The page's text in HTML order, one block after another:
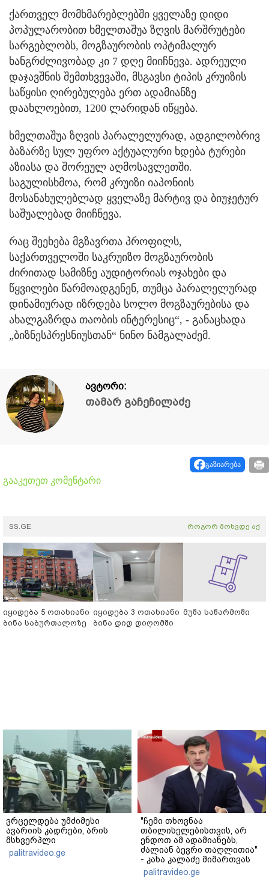
ქართველ მომხმარებლებში ყველაზე დიდი
პოპულარობით ხმელთაშუა ზღვის მარშრუტები
სარგებლობს, მოგზაურობის ოპტიმალურ
ხანგრძლივობად კი 7 დღე მიიჩნევა. ადრეული
დაჯავშნის შემთხვევაში, მსგავსი ტიპის კრუიზის
საწყისი ღირებულება ერთ ადამიანზე
დაახლოებით, 1200 ლარიდან იწყება.
ხმელთაშუა ზღვის პარალელურად, ადგილობრივ
ბაზარზე სულ უფრო აქტუალური ხდება ტურები
აზიასა და შორეულ აღმოსავლეთში.
საგულისხმოა, რომ კრუიზი იაპონიის
მოსანახულებლად ყველაზე მარტივ და ბიუჯეტურ
საშუალებად მიიჩნევა.
რაც შეეხება მგზავრთა პროფილს,
საქართველოში საკრუიზო მოგზაურობის
ძირითად სამიზნე აუდიტორიას ოჯახები და
წყვილები წარმოადგენენ, თუმცა პარალელურად
დინამიურად იზრდება სოლო მოგზაურებისა და
ახალგაზრდა თაობის ინტერესიც“, - განაცხადა
„ბიზნესპრესნიუსთან“ ნინო ნამგალაძემ.
ავტორი:
თამარ გაჩეჩილაძე
გაზიარება
გააკეთეთ კომენტარი
SS.GE როგორ მოხვდე აქ
იყიდება 5 ოთახიანი
ბინა საბურთალოზე
იყიდება 3 ოთახიანი
ბინა დიდ დიღომში
მუშა საწარმოში
ვრცელდება უმძიმესი
ავარიის კადრები, არის
მსხვერპლი
palitravideo.ge
"ჩემი თხოვნაა
თბილისელებისთვის, არ
ენდოთ ამ ადამიანებს,
ძალიან ბევრი თაღლითია"
- კახა კალაძე მიმართვას
ავრცელებს
palitravideo.ge